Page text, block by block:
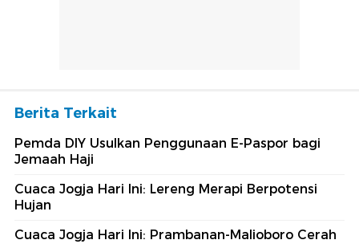
Berita Terkait
Pemda DIY Usulkan Penggunaan E-Paspor bagi
Jemaah Haji
Cuaca Jogja Hari Ini: Lereng Merapi Berpotensi
Hujan
Cuaca Jogja Hari Ini: Prambanan-Malioboro Cerah